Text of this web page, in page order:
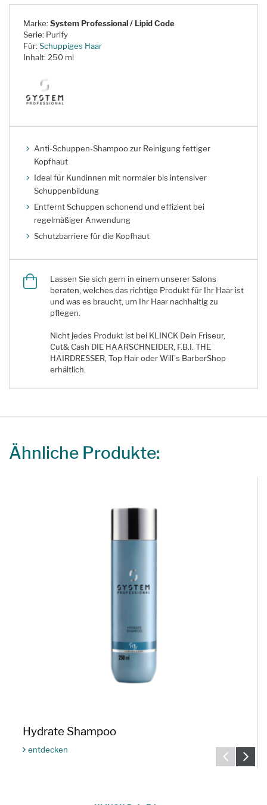
Marke: System Professional / Lipid Code
Serie: Purify
Für: Schuppiges Haar
Inhalt: 250 ml
Anti-Schuppen-Shampoo zur Reinigung fettiger
Kopfhaut
Ideal für Kundinnen mit normaler bis intensiver
Schuppenbildung
Entfernt Schuppen schonend und effizient bei
regelmäßiger Anwendung
Schutzbarriere für die Kopfhaut
Lassen Sie sich gern in einem unserer Salons
beraten, welches das richtige Produkt für Ihr Haar ist
und was es braucht, um Ihr Haar nachhaltig zu
pflegen.
Nicht jedes Produkt ist bei KLINCK Dein Friseur,
Cut& Cash DIE HAARSCHNEIDER, F.B.I. THE
HAIRDRESSER, Top Hair oder Will`s BarberShop
erhältlich.
Ähnliche Produkte:
Hydrate Shampoo
entdecken